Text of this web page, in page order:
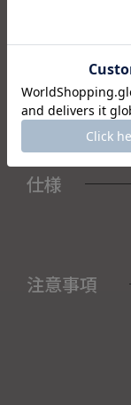
切れた場合は、
また織部下北沢
後、送料を再計
せていただきます
予めご了承くださ
仕様
注意事項